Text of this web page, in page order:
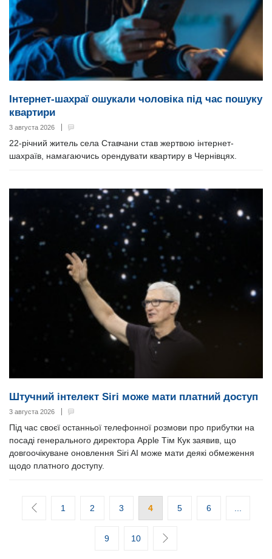
Інтернет-шахраї ошукали чоловіка під час пошуку
квартири
3 августа 2026
22-річний житель села Ставчани став жертвою інтернет-
шахраїв, намагаючись орендувати квартиру в Чернівцях.
Штучний інтелект Siri може мати платний доступ
3 августа 2026
Під час своєї останньої телефонної розмови про прибутки на
посаді генерального директора Apple Тім Кук заявив, що
довгоочікуване оновлення Siri AI може мати деякі обмеження
щодо платного доступу.
1 2 3 4 5 6
9 10